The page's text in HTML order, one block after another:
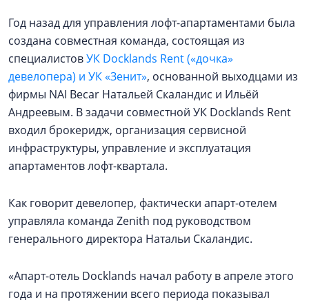
Год назад для управления лофт-апартаментами была
создана совместная команда, состоящая из
специалистовУК Docklands Rent («дочка»
девелопера) и УК «Зенит», основанной выходцами из
фирмы NAI Becar Натальей Скаландис и Ильёй
Андреевым. В задачи совместной УК Docklands Rent
входил брокеридж, организация сервисной
инфраструктуры, управление и эксплуатация
апартаментов лофт-квартала.
Как говорит девелопер, фактически апарт-отелем
управляла команда Zenith под руководством
генерального директора Натальи Скаландис.
«Апарт-отель Docklands начал работу в апреле этого
года и на протяжении всего периода показывал